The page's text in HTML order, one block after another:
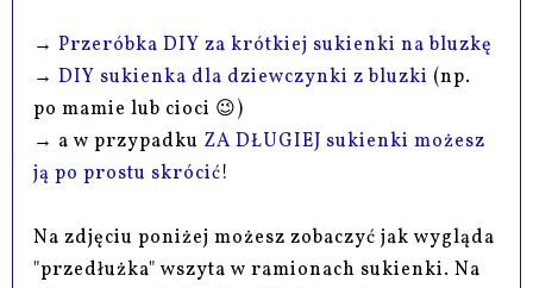
→Przeróbka DIY za krótkiej sukienki na bluzkę
→DIY sukienka dla dziewczynki z bluzki (np.
po mamie lub cioci 😉)
→ a w przypadku ZA DŁUGIEJ sukienki możesz
ją po prostu skrócić!
Na zdjęciu poniżej możesz zobaczyć jak wygląda
"przedłużka" wszyta w ramionach sukienki. Na